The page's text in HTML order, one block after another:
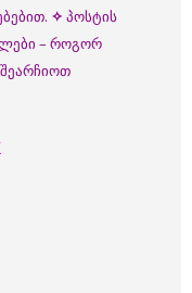
✧ პოსტის
– როგორ